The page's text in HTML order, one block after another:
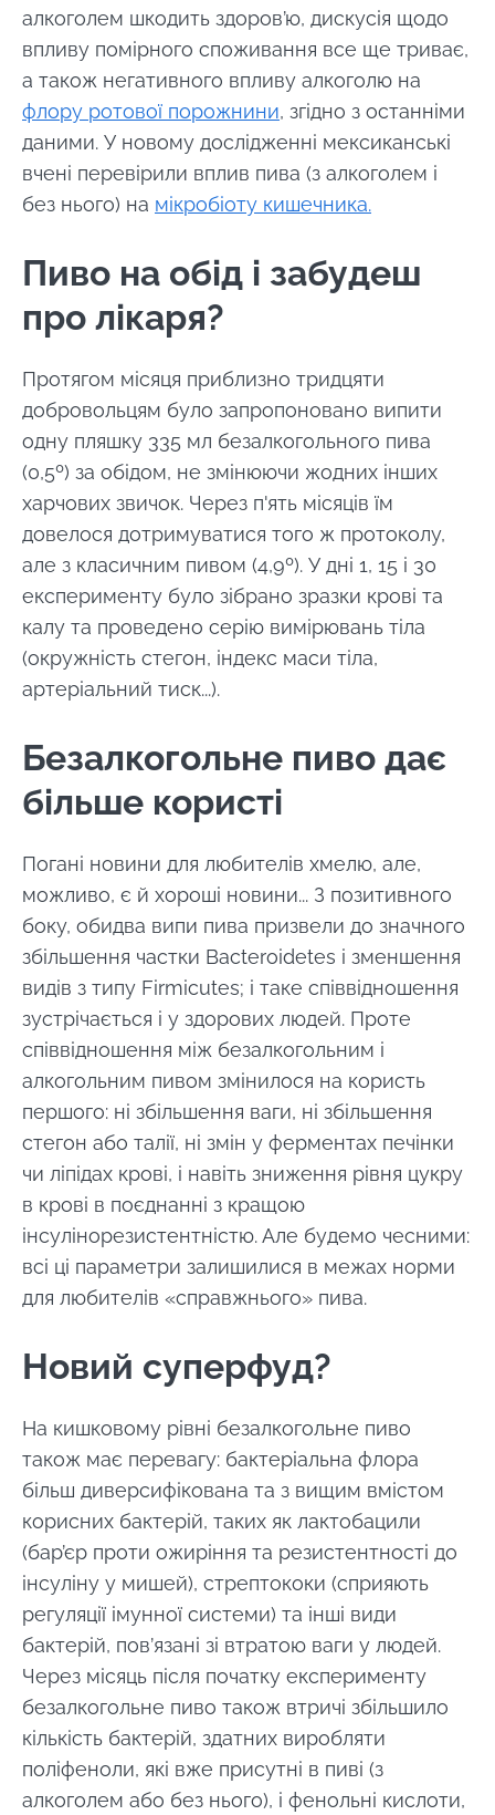
алкоголем шкодить здоров’ю, дискусія щодо
впливу помірного споживання все ще триває,
а також негативного впливу алкоголю на
флору ротової порожнини, згідно з останніми
даними. У новому дослідженні мексиканські
вчені перевірили вплив пива (з алкоголем і
без нього) на мікробіоту кишечника.
Пиво на обід і забудеш
про лікаря?
Протягом місяця приблизно тридцяти
добровольцям було запропоновано випити
одну пляшку 335 мл безалкогольного пива
(0,5º) за обідом, не змінюючи жодних інших
харчових звичок. Через п'ять місяців їм
довелося дотримуватися того ж протоколу,
але з класичним пивом (4,9º). У дні 1, 15 і 30
експерименту було зібрано зразки крові та
калу та проведено серію вимірювань тіла
(окружність стегон, індекс маси тіла,
артеріальний тиск...).
Безалкогольне пиво дає
більше користі
Погані новини для любителів хмелю, але,
можливо, є й хороші новини... З позитивного
боку, обидва випи пива призвели до значного
збільшення частки Bacteroidetes і зменшення
видів з типу Firmicutes; і таке співвідношення
зустрічається і у здорових людей. Проте
співвідношення між безалкогольним і
алкогольним пивом змінилося на користь
першого: ні збільшення ваги, ні збільшення
стегон або талії, ні змін у ферментах печінки
чи ліпідах крові, і навіть зниження рівня цукру
в крові в поєднанні з кращою
інсулінорезистентністю. Але будемо чесними:
всі ці параметри залишилися в межах норми
для любителів «справжнього» пива.
Новий суперфуд?
На кишковому рівні безалкогольне пиво
також має перевагу: бактеріальна флора
більш диверсифікована та з вищим вмістом
корисних бактерій, таких як лактобацили
(бар’єр проти ожиріння та резистентності до
інсуліну у мишей), стрептококи (сприяють
регуляції імунної системи) та інші види
бактерій, пов’язані зі втратою ваги у людей.
Через місяць після початку експерименту
безалкогольне пиво також втричі збільшило
кількість бактерій, здатних виробляти
поліфеноли, які вже присутні в пиві (з
алкоголем або без нього), і фенольні кислоти,
Будьте в курсі
Приєднуйтесь до спільноти Microbiota та
отримайте раз на місяць "найважливіший",
щоб бути в курсі останніх новин про
Залишайся з нами !
Приєднуйтесь до спільноти Microbiota та
отримайте \ Essentials \ "раз на місяць,
щоб бути в курсі останніх новин про
мікробіоти".
Я хотів би підписатися на отримання інших